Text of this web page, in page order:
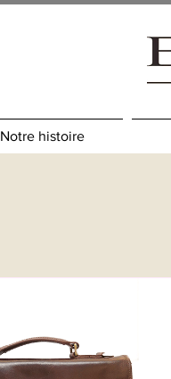
Notre histoire